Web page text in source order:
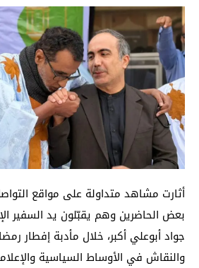
أثارت مشاهد متداولة على مواقع
بعض الحاضرين وهم يقبّلون يد السفير
جواد أبوعلي أكبر، خلال مأدبة إفطار
والنقاش في الأوساط السياسية